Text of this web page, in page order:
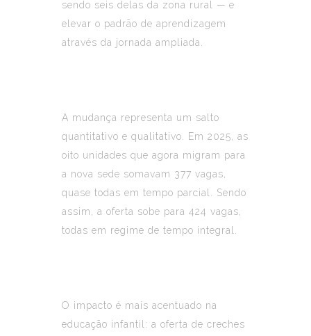
sendo seis delas da zona rural — e
elevar o padrão de aprendizagem
através da jornada ampliada.
A mudança representa um salto
quantitativo e qualitativo. Em 2025, as
oito unidades que agora migram para
a nova sede somavam 377 vagas,
quase todas em tempo parcial. Sendo
assim, a oferta sobe para 424 vagas,
todas em regime de tempo integral.
O impacto é mais acentuado na
educação infantil: a oferta de creches